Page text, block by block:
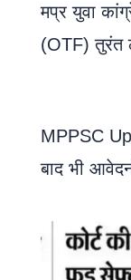
मप्र युवा
(OTF) तुरंत
MPPSC
बाद भी